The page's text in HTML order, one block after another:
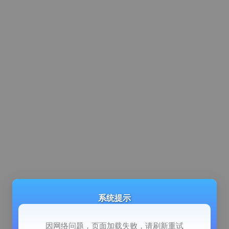
系统提示
因网络问题，页面加载失败，请刷新重试